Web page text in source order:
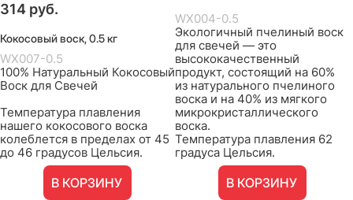
314 руб.
Кокосовый воск, 0.5 кг
WX007-0.5
100% Натуральный Кокосовый
Воск для Свечей
Температура плавления
нашего кокосового воска
колеблется в пределах от 45
до 46 градусов Цельсия.
В КОРЗИНУ
WX004-0.5
Экологичный пчелиный воск
для свечей — это
высококачественный
продукт, состоящий на 60%
из натурального пчелиного
воска и на 40% из мягкого
микрокристаллического
воска.
Температура плавления 62
градуса Цельсия.
В КОРЗИНУ